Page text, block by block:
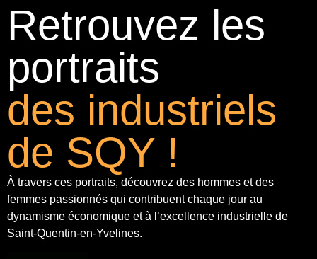
Retrouvez les
portraits
des industriels
de SQY !
À travers ces portraits, découvrez des hommes et des
femmes passionnés qui contribuent chaque jour au
dynamisme économique et à l’excellence industrielle de
Saint-Quentin-en-Yvelines.